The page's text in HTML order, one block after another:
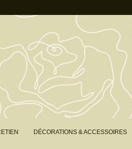
DÉCORATIONS & ACCESSOIRES